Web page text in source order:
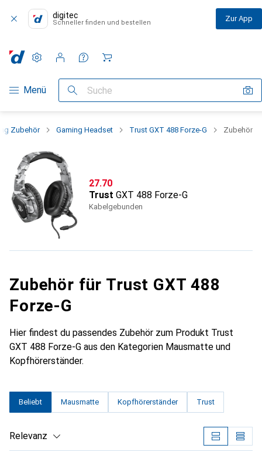
digitec
Schneller finden und bestellen Zur App
Navigation nach Kategorien
Menü Suche
Einstellungen
Kundenkonto
Vergleichslisten
Merklisten
Warenkorb
Zubehör Gaming Headset Trust GXT 488 Forze-G Zubehör
CHF
27.70
Trust GXT 488 Forze-G
Kabelgebunden
Zubehör für Trust GXT 488
Forze-G
Hier findest du passendes Zubehör zum Produkt Trust
GXT 488 Forze-G aus den Kategorien Mausmatte und
Kopfhörerständer.
Beliebt Mausmatte Kopfhörerständer Trust
Relevanz